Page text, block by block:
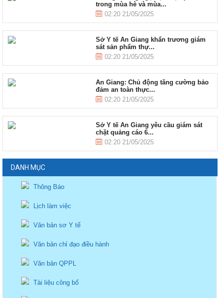
trong mùa hè và mùa...
02:20 21/05/2025
Sở Y tế An Giang khẩn trương giám
sát sản phẩm thự...
02:20 21/05/2025
An Giang: Chủ động tăng cường bảo
đảm an toàn thực...
02:20 21/05/2025
Sở Y tế An Giang yêu cầu giám sát
chặt quảng cáo 6...
02:20 21/05/2025
DANH MỤC
Thông Báo
Lịch làm việc
Văn bản sơ Y tế
Văn bản chỉ đạo điều hành
Văn bản QPPL
Tài liệu công bố